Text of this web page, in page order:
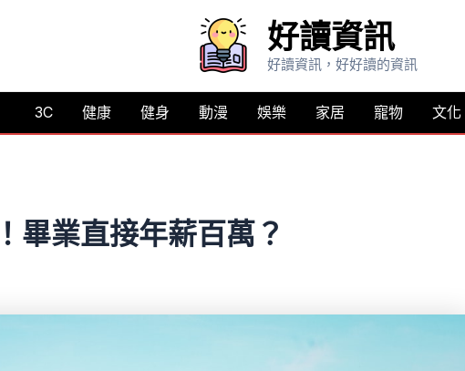
好讀資訊
好讀資訊，好好讀的資訊
3C 健康 健身 動漫 娛樂 家居 寵物 文化
畢業直接年薪百萬？